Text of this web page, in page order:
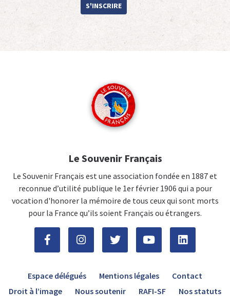
S'INSCRIRE
Le Souvenir Français
Le Souvenir Français est une association fondée en 1887 et
reconnue d’utilité publique le 1er février 1906 qui a pour
vocation d'honorer la mémoire de tous ceux qui sont morts
pour la France qu’ils soient Français ou étrangers.
Espace délégués Mentions légales
Contact
Droit à l’image
Nous soutenir RAFI-SF Nos statuts